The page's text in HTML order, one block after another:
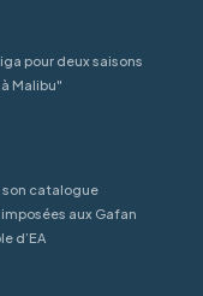
pour deux saisons
Malibu"
son catalogue
aux Gafan
d’EA